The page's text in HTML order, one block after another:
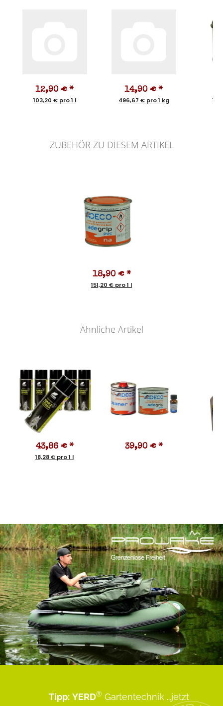
12,90 € *
103,20 € pro 1 l
14,90 € *
496,67 € pro 1 kg
ZUBEHÖR ZU DIESEM ARTIKEL
18,90 € *
151,20 € pro 1 l
Ähnliche Artikel
43,86 € *
18,28 € pro 1 l
39,90 € *
Tipp: YERD® Gartentechnik ...jetzt